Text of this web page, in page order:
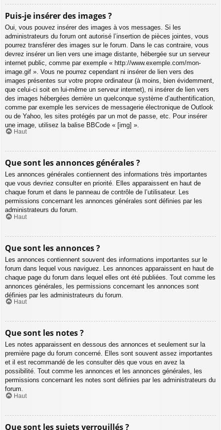
Puis-je insérer des images ?
Oui, vous pouvez insérer des images à vos messages. Si les
administrateurs du forum ont autorisé l’insertion de pièces jointes, vous
pourrez transférer des images sur le forum. Dans le cas contraire, vous
devrez insérer un lien vers une image distante, hébergée sur un serveur
internet public, comme par exemple « http://www.exemple.com/mon-
image.gif ». Vous ne pourrez cependant ni insérer de lien vers des
images présentes sur votre propre ordinateur (à moins, bien évidemment,
que celui-ci soit en lui-même un serveur internet), ni insérer de lien vers
des images hébergées derrière un quelconque système d’authentification,
comme par exemple les services de messagerie électronique de Outlook
ou de Yahoo, les sites protégés par un mot de passe, etc. Pour insérer
une image, utilisez la balise BBCode « [img] ».
Haut
Que sont les annonces générales ?
Les annonces générales contiennent des informations très importantes
que vous devriez consulter en priorité. Elles apparaissent en haut de
chaque forum et dans le panneau de contrôle de l’utilisateur. Les
permissions concernant les annonces générales sont définies par les
administrateurs du forum.
Haut
Que sont les annonces ?
Les annonces contiennent souvent des informations importantes sur le
forum dans lequel vous naviguez. Les annonces apparaissent en haut de
chaque page du forum dans lequel elles ont été publiées. Tout comme les
annonces générales, les permissions concernant les annonces sont
définies par les administrateurs du forum.
Haut
Que sont les notes ?
Les notes apparaissent en dessous des annonces et seulement sur la
première page du forum concerné. Elles sont souvent assez importantes
et il est recommandé de les consulter dès que vous en avez la
possibilité. Tout comme les annonces et les annonces générales, les
permissions concernant les notes sont définies par les administrateurs du
forum.
Haut
Que sont les sujets verrouillés ?